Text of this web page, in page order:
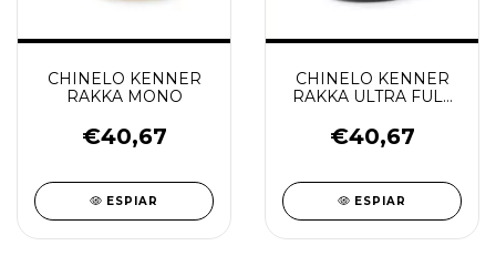
CHINELO KENNER
RAKKA MONO
€40,67
ESPIAR
CHINELO KENNER
RAKKA ULTRA FULL
€40,67
ESPIAR